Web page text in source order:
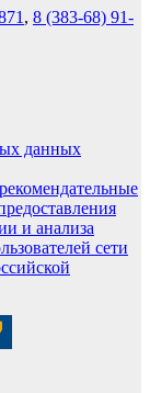
, 8 (383-68) 91-
данных
и анализа
сети